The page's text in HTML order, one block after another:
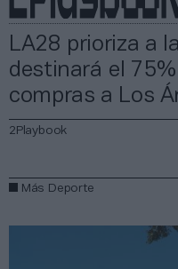
LA28 prioriza a
destinará el
compras a Los
2Playbook
Más Deporte